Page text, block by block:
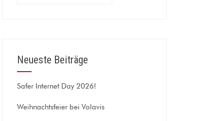
Neueste Beiträge
Safer Internet Day 2026!
Weihnachtsfeier bei Volavis